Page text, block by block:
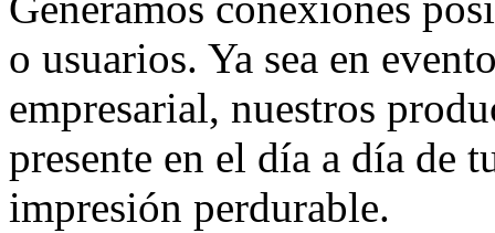
o usuarios. Ya sea en
empresarial, nuestros
presente en el día a día de
impresión perdurable.